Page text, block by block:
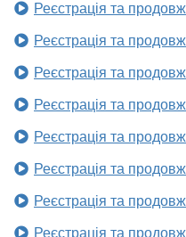
Реєстрація та
Реєстрація та
Реєстрація та
Реєстрація та
Реєстрація та
Реєстрація та
Реєстрація та
Реєстрація та